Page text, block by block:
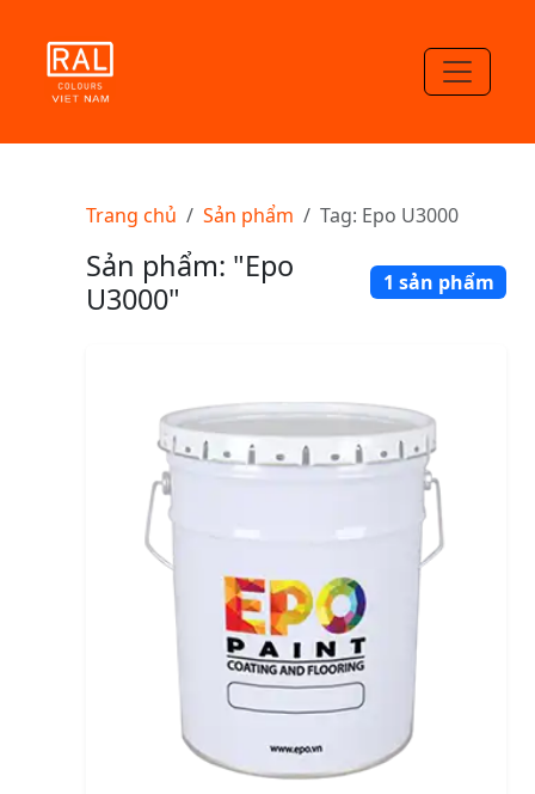
Trang chủ Sản phẩm Tag: Epo U3000
Sản phẩm: "Epo
U3000"
1 sản phẩm